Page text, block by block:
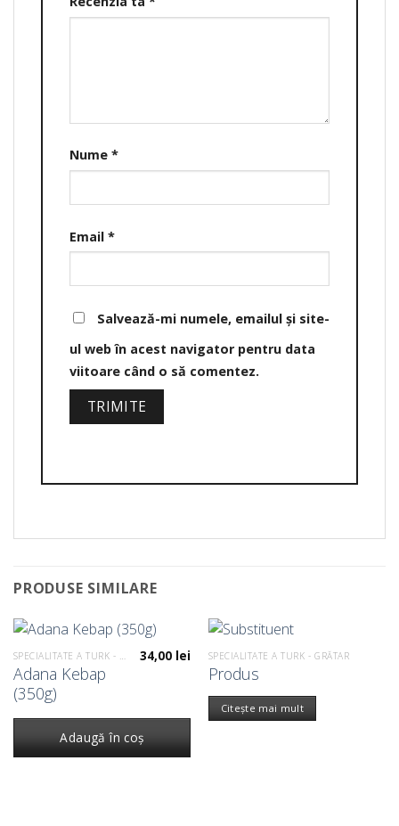
Nume *
Email *
Salvează-mi numele, emailul și site-
ul web în acest navigator pentru data
viitoare când o să comentez.
PRODUSE SIMILARE
SPECIALITATE A TURK - GRĂTAR
Adana Kebap
(350g)
34,00 lei
Adaugă în coș
SPECIALITATE A TURK - GRĂTAR
Produs
Citește mai mult